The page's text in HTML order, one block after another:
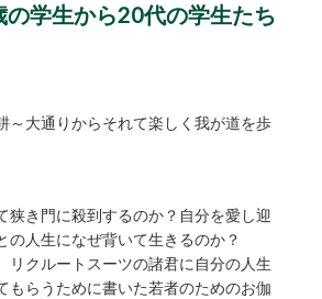
の学生から20代の学生たち
～大通りからそれて楽しく我が道を歩
狭き門に殺到するのか？自分を愛し迎
の人生になぜ背いて生きるのか？
リクルートスーツの諸君に自分の人生
もらうために書いた若者のためのお伽